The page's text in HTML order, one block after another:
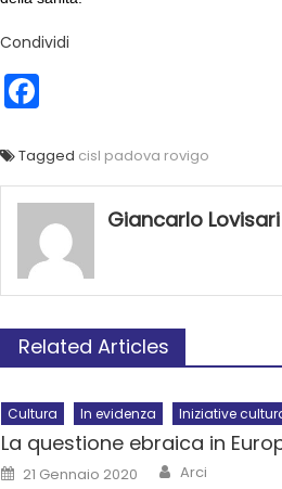
Condividi
Tagged cisl padova rovigo
Giancarlo Lovisari
Related Articles
Cultura In evidenza Iniziative
La questione ebraica in
21 Gennaio 2020 Arci